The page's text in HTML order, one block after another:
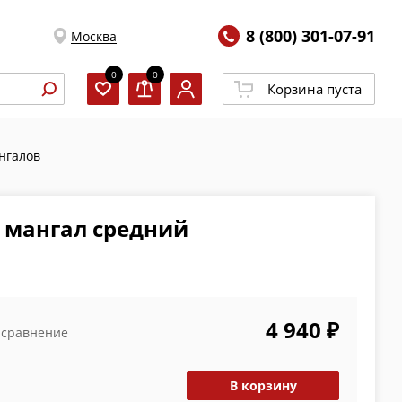
Москва 8 (800) 301-07-91
0 0
Корзина пуста
средний
4 940 ₽
В корзину